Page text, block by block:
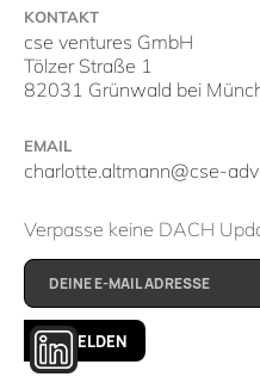
KONTAKT
cse ventures GmbH
Tölzer Straße 1
82031 Grünwald bei
EMAIL
charlotte.altmann@cse-
Verpasse keine DACH